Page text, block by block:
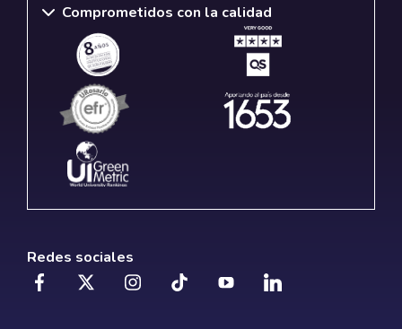
Comprometidos con la calidad
Redes sociales